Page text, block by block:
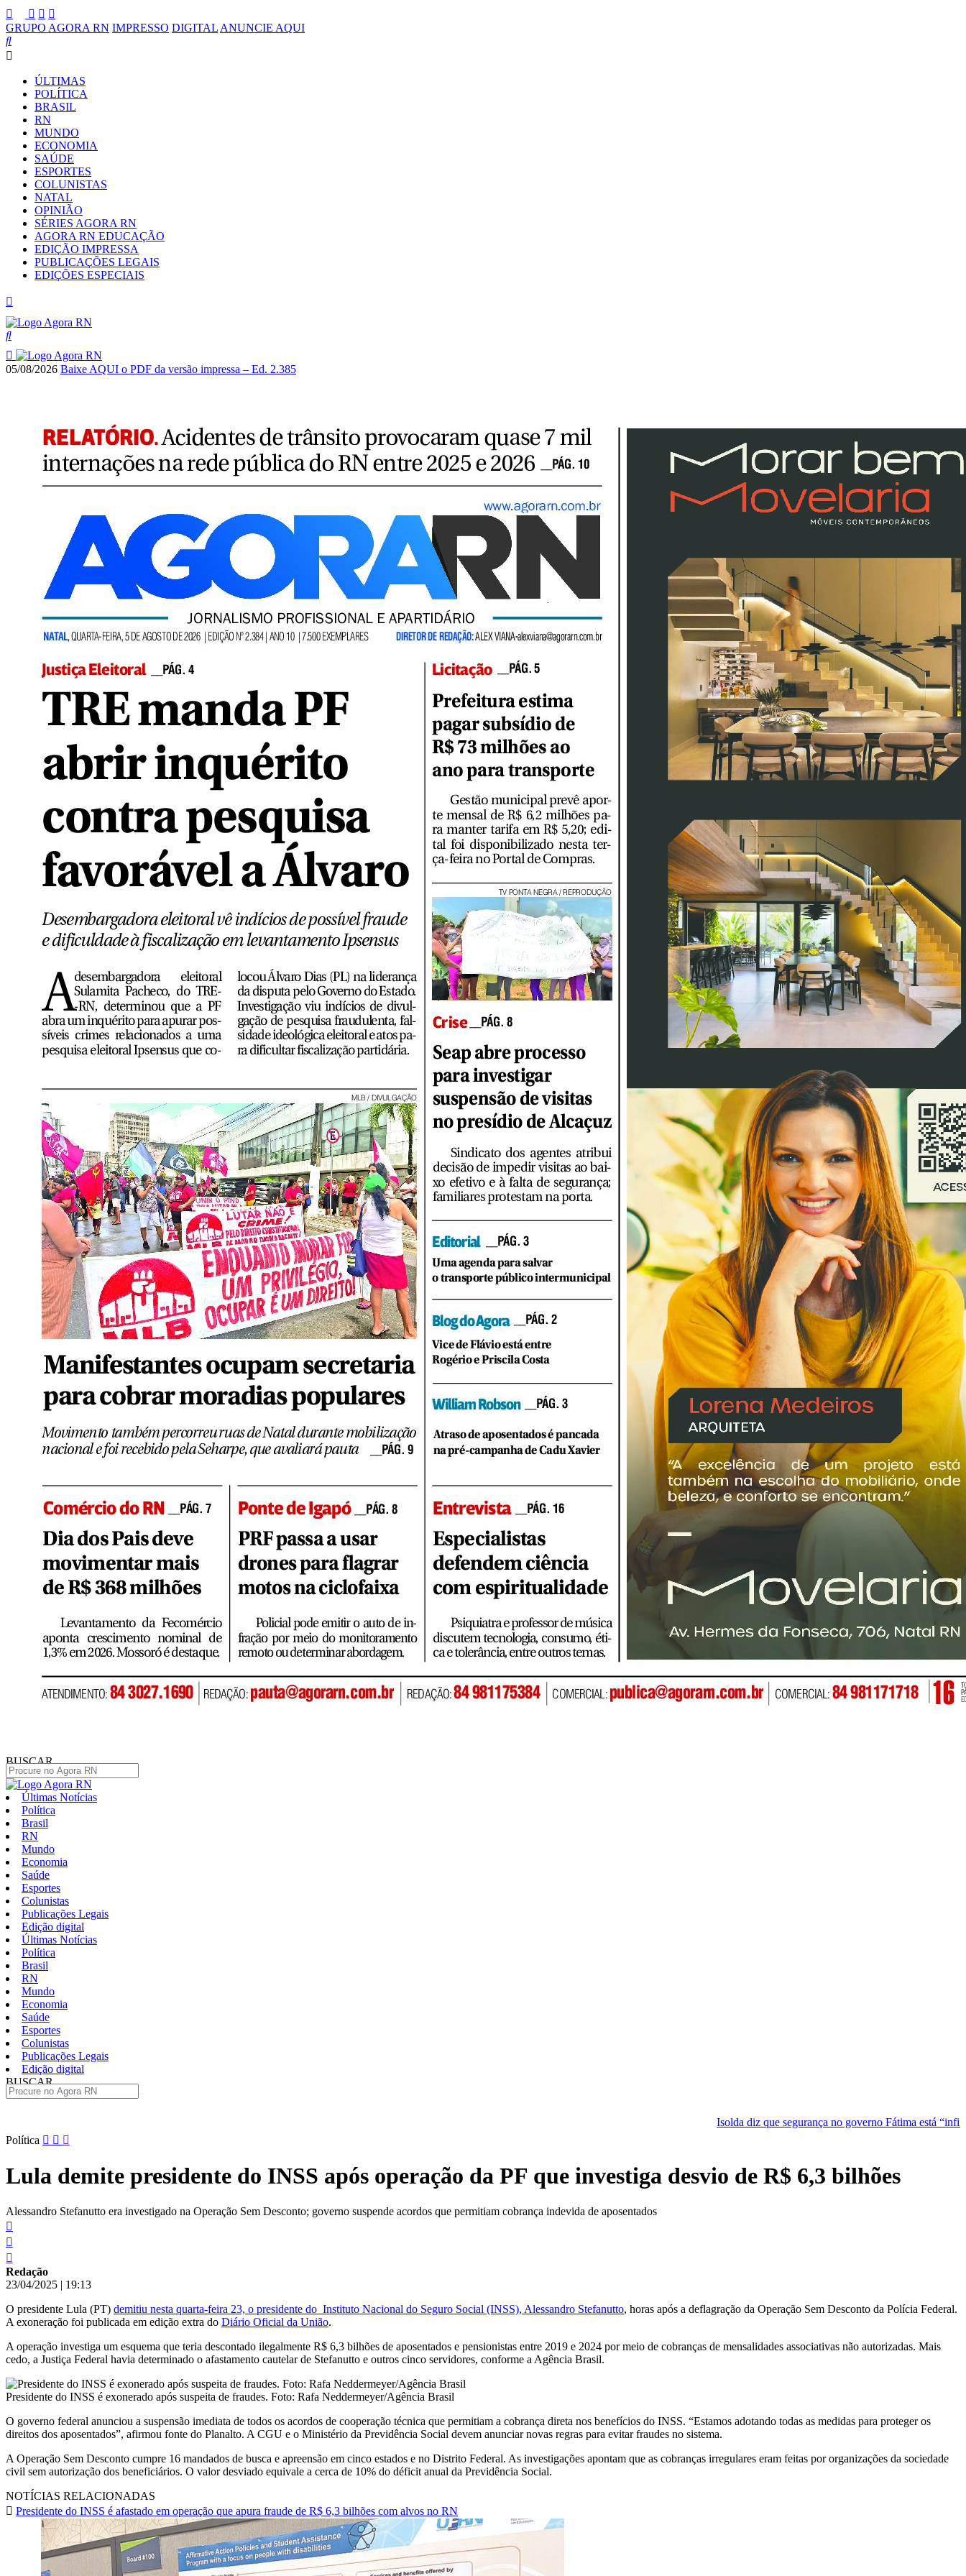
GRUPO AGORA RN IMPRESSO DIGITAL ANUNCIE AQUI
ÚLTIMAS
POLÍTICA
BRASIL
RN
MUNDO
ECONOMIA
SAÚDE
ESPORTES
COLUNISTAS
NATAL
OPINIÃO
SÉRIES AGORA RN
AGORA RN EDUCAÇÃO
EDIÇÃO IMPRESSA
PUBLICAÇÕES LEGAIS
EDIÇÕES ESPECIAIS
05/08/2026 Baixe AQUI o PDF da versão impressa – Ed. 2.385
BUSCAR
Últimas Notícias
Política
Brasil
RN
Mundo
Economia
Saúde
Esportes
Colunistas
Publicações Legais
Edição digital
Últimas Notícias
Política
Brasil
RN
Mundo
Economia
Saúde
Esportes
Colunistas
Publicações Legais
Edição digital
BUSCAR
Isolda diz que segurança no governo Fátima está “infinitamente
Pular
conteúdo
Política
Lula demite presidente do INSS após operação da PF que investiga desvio de R$ 6,3 bilhões
Alessandro Stefanutto era investigado na Operação Sem Desconto; governo suspende acordos que permitiam cobrança indevida de aposentados
Redação
23/04/2025 | 19:13
O presidente Lula (PT) demitiu nesta quarta-feira 23, o presidente do Instituto Nacional do Seguro Social (INSS), Alessandro Stefanutto, horas após a deflagração da Operação Sem Desconto da Polícia Federal.
A exoneração foi publicada em edição extra do Diário Oficial da União.
A operação investiga um esquema que teria descontado ilegalmente R$ 6,3 bilhões de aposentados e pensionistas entre 2019 e 2024 por meio de cobranças de mensalidades associativas não autorizadas. Mais
cedo, a Justiça Federal havia determinado o afastamento cautelar de Stefanutto e outros cinco servidores, conforme a Agência Brasil.
Presidente do INSS é exonerado após suspeita de fraudes. Foto: Rafa Neddermeyer/Agência Brasil
O governo federal anunciou a suspensão imediata de todos os acordos de cooperação técnica que permitiam a cobrança direta nos benefícios do INSS. “Estamos adotando todas as medidas para proteger os
direitos dos aposentados”, afirmou fonte do Planalto. A CGU e o Ministério da Previdência Social devem anunciar novas regras para evitar fraudes no sistema.
A Operação Sem Desconto cumpre 16 mandados de busca e apreensão em cinco estados e no Distrito Federal. As investigações apontam que as cobranças irregulares eram feitas por organizações da sociedade
civil sem autorização dos beneficiários. O valor desviado equivale a cerca de 10% do déficit anual da Previdência Social.
NOTÍCIAS RELACIONADAS
Presidente do INSS é afastado em operação que apura fraude de R$ 6,3 bilhões com alvos no RN